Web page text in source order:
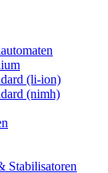
(li-ion)
(nimh)
Stabilisatoren